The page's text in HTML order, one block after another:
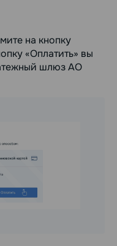
на кнопку
«Оплатить» вы
шлюз АО